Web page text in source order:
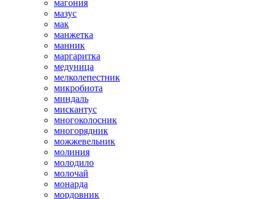
магония
мазус
мак
манжетка
манник
маргаритка
медуница
мелколепестник
микробиота
миндаль
мискантус
многоколосник
многорядник
можжевельник
молиния
молодило
молочай
монарда
мордовник